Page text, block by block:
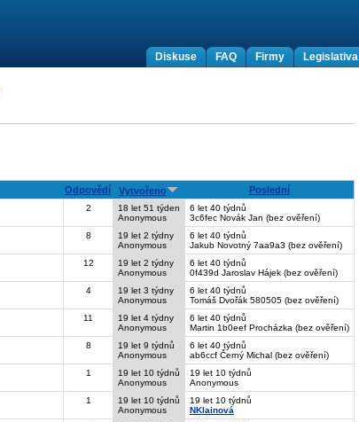
Legislativa
Firmy
FAQ
Diskuse
Odpovědí Vytvořeno
Poslední
2
18 let 51 týden
Anonymous
6 let 40 týdnů
3c6fec Novák Jan (bez ověření)
8
19 let 2 týdny
Anonymous
6 let 40 týdnů
Jakub Novotný 7aa9a3 (bez ověření)
12
19 let 2 týdny
Anonymous
6 let 40 týdnů
0f439d Jaroslav Hájek (bez ověření)
4
19 let 3 týdny
Anonymous
6 let 40 týdnů
Tomáš Dvořák 580505 (bez ověření)
11
19 let 4 týdny
Anonymous
6 let 40 týdnů
Martin 1b0eef Procházka (bez ověření)
8
19 let 9 týdnů
Anonymous
6 let 40 týdnů
ab6ccf Černý Michal (bez ověření)
1
19 let 10 týdnů
Anonymous
19 let 10 týdnů
Anonymous
1
19 let 10 týdnů
Anonymous
19 let 10 týdnů
NKlainová